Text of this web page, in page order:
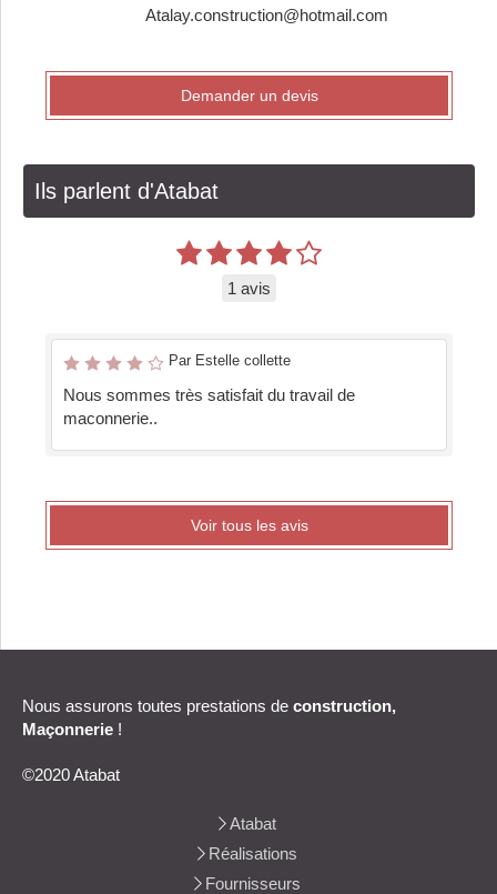
Atalay.construction@hotmail.com
Demander un devis
Ils parlent d'Atabat
1 avis
Par Estelle collette
Nous sommes très satisfait du travail de
maconnerie..
Voir tous les avis
Nous assurons toutes prestations de construction,
Maçonnerie !
©2020 Atabat
Atabat
Réalisations
Fournisseurs